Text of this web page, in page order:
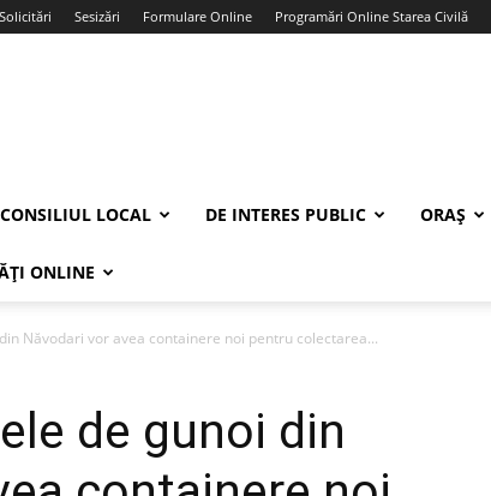
Sesizări Formulare Online Programări Online Starea Civilă
CONSILIUL LOCAL DE INTERES PUBLIC ORAȘ
ONLINE
Năvodari vor avea containere noi pentru colectarea...
de gunoi din